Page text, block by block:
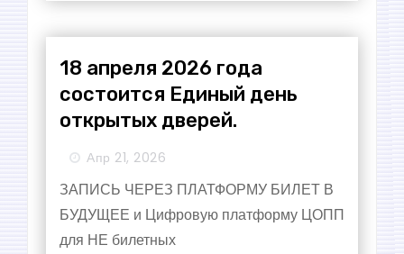
18 апреля 2026 года
состоится Единый день
открытых дверей.
Апр 21, 2026
ЗАПИСЬ ЧЕРЕЗ ПЛАТФОРМУ БИЛЕТ В
БУДУЩЕЕ и Цифровую платформу ЦОПП
для НЕ билетных